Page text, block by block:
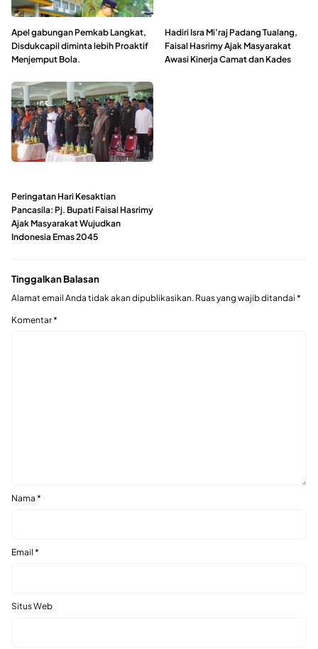
Apel gabungan Pemkab Langkat,
Disdukcapil diminta lebih Proaktif
Menjemput Bola.
Hadiri Isra Mi’raj Padang Tualang,
Faisal Hasrimy Ajak Masyarakat
Awasi Kinerja Camat dan Kades
Peringatan Hari Kesaktian
Pancasila: Pj. Bupati Faisal Hasrimy
Ajak Masyarakat Wujudkan
Indonesia Emas 2045
Tinggalkan Balasan
Alamat email Anda tidak akan dipublikasikan. Ruas yang wajib ditandai *
Komentar*
Nama *
Email *
Situs Web